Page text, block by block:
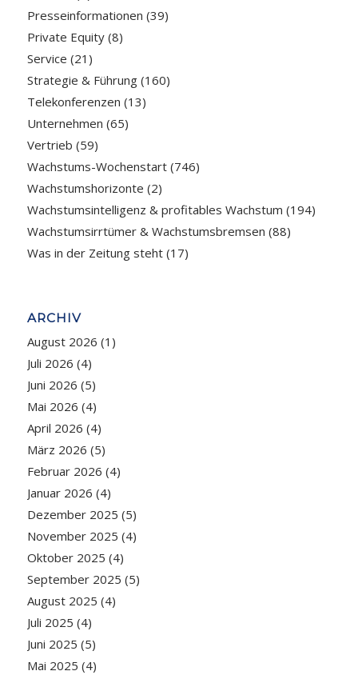
Presseinformationen (39)
Private Equity(8)
Service (21)
Strategie & Führung(160)
Telekonferenzen (13)
Unternehmen (65)
Vertrieb (59)
Wachstums-Wochenstart(746)
Wachstumshorizonte (2)
Wachstumsintelligenz & profitables Wachstum (194)
Wachstumsirrtümer & Wachstumsbremsen (88)
Was in der Zeitung steht(17)
ARCHIV
August 2026 (1)
Juli 2026 (4)
Juni 2026 (5)
Mai 2026 (4)
April 2026 (4)
März 2026 (5)
Februar 2026 (4)
Januar 2026 (4)
Dezember 2025 (5)
November 2025 (4)
Oktober 2025 (4)
September 2025 (5)
August 2025 (4)
Juli 2025 (4)
Juni 2025 (5)
Mai 2025 (4)